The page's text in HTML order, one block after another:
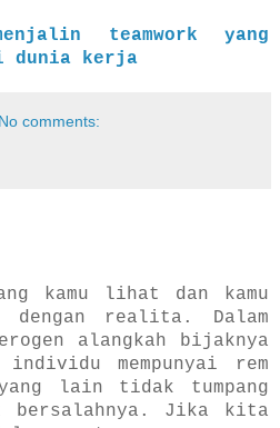
teamwork yang
dunia kerja
No comments:
kamu lihat dan kamu
realita . Dalam
alangkah bijaknya
mempunyai rem
lain tidak tumpang
bersalahnya. Jika kita